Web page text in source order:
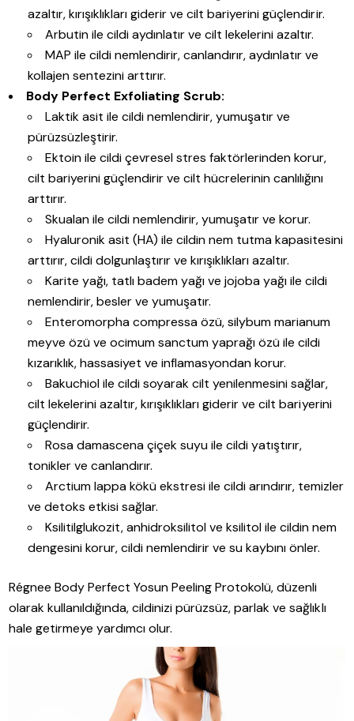
azaltır, kırışıklıkları giderir ve cilt bariyerini güçlendirir.
Arbutin ile cildi aydınlatır ve cilt lekelerini azaltır.
MAP ile cildi nemlendirir, canlandırır, aydınlatır ve
kollajen sentezini arttırır.
Body Perfect Exfoliating Scrub:
Laktik asit ile cildi nemlendirir, yumuşatır ve
pürüzsüzleştirir.
Ektoin ile cildi çevresel stres faktörlerinden korur,
cilt bariyerini güçlendirir ve cilt hücrelerinin canlılığını
arttırır.
Skualan ile cildi nemlendirir, yumuşatır ve korur.
Hyaluronik asit (HA) ile cildin nem tutma kapasitesini
arttırır, cildi dolgunlaştırır ve kırışıklıkları azaltır.
Karite yağı, tatlı badem yağı ve jojoba yağı ile cildi
nemlendirir, besler ve yumuşatır.
Enteromorpha compressa özü, silybum marianum
meyve özü ve ocimum sanctum yaprağı özü ile cildi
kızarıklık, hassasiyet ve inflamasyondan korur.
Bakuchiol ile cildi soyarak cilt yenilenmesini sağlar,
cilt lekelerini azaltır, kırışıklıkları giderir ve cilt bariyerini
güçlendirir.
Rosa damascena çiçek suyu ile cildi yatıştırır,
tonikler ve canlandırır.
Arctium lappa kökü ekstresi ile cildi arındırır, temizler
ve detoks etkisi sağlar.
Ksilitilglukozit, anhidroksilitol ve ksilitol ile cildin nem
dengesini korur, cildi nemlendirir ve su kaybını önler.
Régnee Body Perfect Yosun Peeling Protokolü, düzenli
olarak kullanıldığında, cildinizi pürüzsüz, parlak ve sağlıklı
hale getirmeye yardımcı olur.